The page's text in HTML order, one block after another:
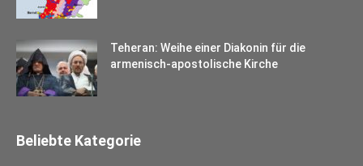
Teheran: Weihe einer Diakonin für die
armenisch-apostolische Kirche
Beliebte Kategorie